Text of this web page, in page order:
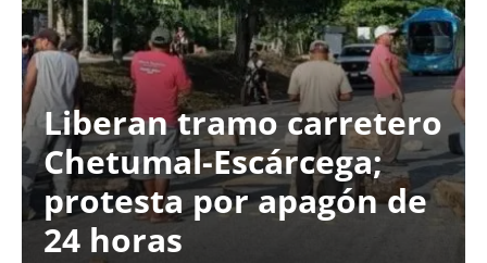
Liberan tramo carretero
Chetumal-Escárcega;
protesta por apagón de
24 horas